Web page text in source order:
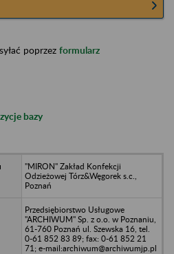
poprzez formularz
bazy
"MIRON" Zakład Konfekcji
Odzieżowej Tórz&Węgorek s.c.,
Poznań
Przedsiębiorstwo Usługowe
"ARCHIWUM" Sp. z o.o. w Poznaniu,
61-760 Poznań ul. Szewska 16, tel.
0-61 852 83 89; fax: 0-61 852 21
71; e-mail:archiwum@archiwumjp.pl